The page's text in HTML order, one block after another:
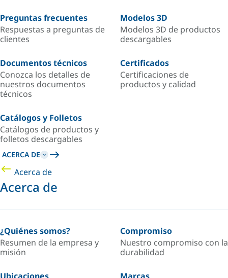
Preguntas frecuentes
Respuestas a preguntas de
clientes
Modelos 3D
Modelos 3D de productos
descargables
Documentos técnicos
Conozca los detalles de
nuestros documentos
técnicos
Certificados
Certificaciones de
productos y calidad
Catálogos y Folletos
Catálogos de productos y
folletos descargables
ACERCA DE
Acerca de
Acerca de
¿Quiénes somos?
Resumen de la empresa y
misión
Compromiso
Nuestro compromiso con la
durabilidad